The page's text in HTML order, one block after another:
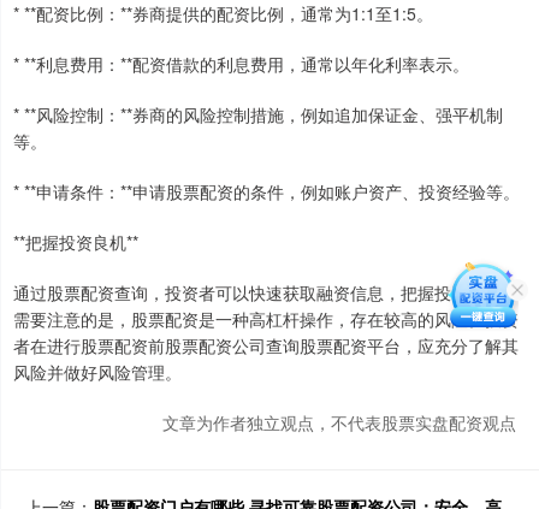
* **配资比例：**券商提供的配资比例，通常为1:1至1:5。
* **利息费用：**配资借款的利息费用，通常以年化利率表示。
* **风险控制：**券商的风险控制措施，例如追加保证金、强平机制
等。
* **申请条件：**申请股票配资的条件，例如账户资产、投资经验等。
**把握投资良机**
通过股票配资查询，投资者可以快速获取融资信息，把握投资良机。
需要注意的是，股票配资是一种高杠杆操作，存在较高的风险。投资
者在进行股票配资前股票配资公司查询股票配资平台，应充分了解其
风险并做好风险管理。
文章为作者独立观点，不代表股票实盘配资观点